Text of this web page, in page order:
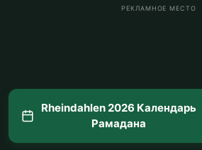
РЕКЛАМНОЕ МЕСТО
Rheindahlen 2026 Календарь
Рамадана